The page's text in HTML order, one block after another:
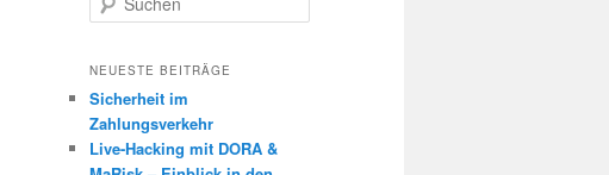
u
h
n
NEUESTE BEITRÄGE
Sicherheit im
Zahlungsverkehr
Live-Hacking mit DORA &